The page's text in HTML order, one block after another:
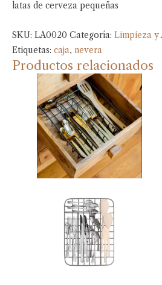
latas de cerveza pequeñas
SKU: LA0020 Categoría: Limpieza y
Etiquetas: caja, nevera
Productos relacionados